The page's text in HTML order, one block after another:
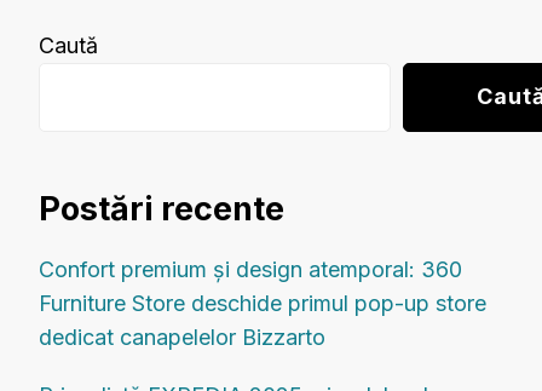
Caută
Postări recente
Confort premium și design atemporal: 360
Furniture Store deschide primul pop-up store
dedicat canapelelor Bizzarto